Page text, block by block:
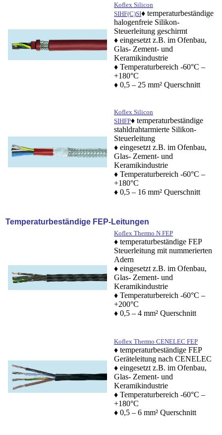
Koflex Silicon
SIHF(C)SI♦ temperaturbeständige
halogenfreie Silikon-
Steuerleitung geschirmt
♦ eingesetzt z.B. im Ofenbau,
Glas- Zement- und
Keramikindustrie
♦ Temperaturbereich -60°C –
+180°C
♦ 0,5 – 25 mm² Querschnitt
Koflex Silicon
SIHFP♦ temperaturbeständige
stahldrahtarmierte Silikon-
Steuerleitung
♦ eingesetzt z.B. im Ofenbau,
Glas- Zement- und
Keramikindustrie
♦ Temperaturbereich -60°C –
+180°C
♦ 0,5 – 16 mm² Querschnitt
Temperaturbeständige FEP-Leitungen
Koflex Thermo N FEP
♦ temperaturbeständige FEP
Steuerleitung mit nummerierten
Adern
♦ eingesetzt z.B. im Ofenbau,
Glas- Zement- und
Keramikindustrie
♦ Temperaturbereich -60°C –
+200°C
♦ 0,5 – 4 mm² Querschnitt
Koflex Thermo CENELEC FEP
♦ temperaturbeständige FEP
Geräteleitung nach CENELEC
♦ eingesetzt z.B. im Ofenbau,
Glas- Zement- und
Keramikindustrie
♦ Temperaturbereich -60°C –
+180°C
♦ 0,5 – 6 mm² Querschnitt